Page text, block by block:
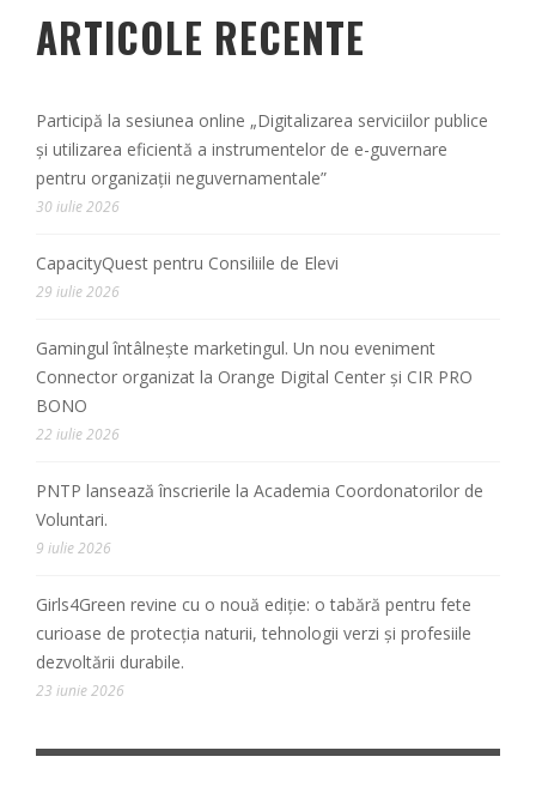
ARTICOLE RECENTE
Participă la sesiunea online „Digitalizarea serviciilor publice
și utilizarea eficientă a instrumentelor de e-guvernare
pentru organizații neguvernamentale”
30 iulie 2026
CapacityQuest pentru Consiliile de Elevi
29 iulie 2026
Gamingul întâlnește marketingul. Un nou eveniment
Connector organizat la Orange Digital Center și CIR PRO
BONO
22 iulie 2026
PNTP lansează înscrierile la Academia Coordonatorilor de
Voluntari.
9 iulie 2026
Girls4Green revine cu o nouă ediție: o tabără pentru fete
curioase de protecția naturii, tehnologii verzi și profesiile
dezvoltării durabile.
23 iunie 2026